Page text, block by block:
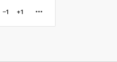
−1 +1